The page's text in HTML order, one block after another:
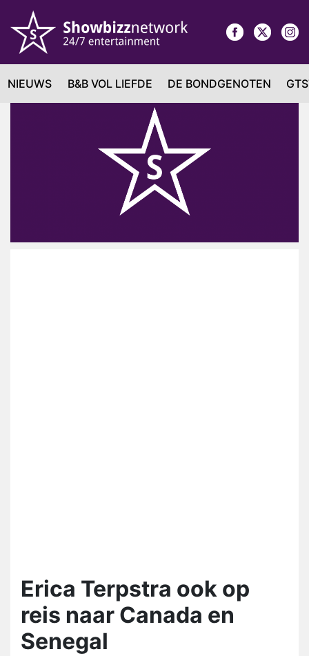
NIEUWS B&B VOL LIEFDE DE BONDGENOTEN
Erica Terpstra ook op
reis naar Canada en
Senegal